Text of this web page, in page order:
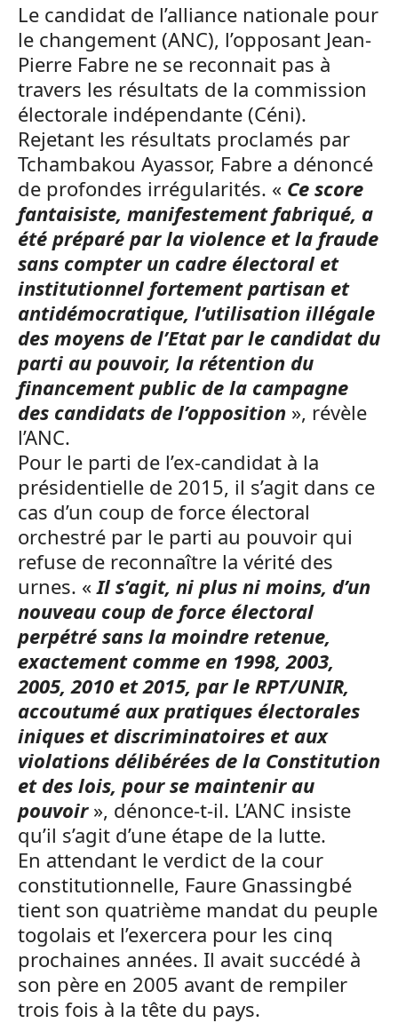
Le candidat de l’alliance nationale pour
le changement (ANC), l’opposant Jean-
Pierre Fabre ne se reconnait pas à
travers les résultats de la commission
électorale indépendante (Céni).
Rejetant les résultats proclamés par
Tchambakou Ayassor, Fabre a dénoncé
de profondes irrégularités. « Ce score
fantaisiste, manifestement fabriqué, a
été préparé par la violence et la fraude
sans compter un cadre électoral et
institutionnel fortement partisan et
antidémocratique, l’utilisation illégale
des moyens de l’Etat par le candidat du
parti au pouvoir, la rétention du
financement public de la campagne
des candidats de l’opposition », révèle
l’ANC.
Pour le parti de l’ex-candidat à la
présidentielle de 2015, il s’agit dans ce
cas d’un coup de force électoral
orchestré par le parti au pouvoir qui
refuse de reconnaître la vérité des
urnes. «Il s’agit, ni plus ni moins, d’un
nouveau coup de force électoral
perpétré sans la moindre retenue,
exactement comme en 1998, 2003,
2005, 2010 et 2015, par le RPT/UNIR,
accoutumé aux pratiques électorales
iniques et discriminatoires et aux
violations délibérées de la Constitution
et des lois, pour se maintenir au
pouvoir», dénonce-t-il. L’ANC insiste
qu’il s’agit d’une étape de la lutte.
En attendant le verdict de la cour
constitutionnelle, Faure Gnassingbé
tient son quatrième mandat du peuple
togolais et l’exercera pour les cinq
prochaines années. Il avait succédé à
son père en 2005 avant de rempiler
trois fois à la tête du pays.